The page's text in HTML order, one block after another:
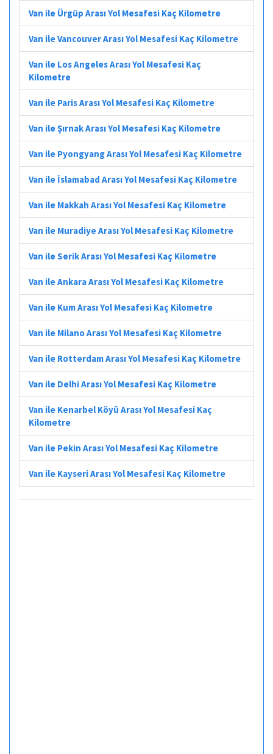
Van ile Ürgüp Arası Yol Mesafesi Kaç Kilometre
Van ile Vancouver Arası Yol Mesafesi Kaç Kilometre
Van ile Los Angeles Arası Yol Mesafesi Kaç
Kilometre
Van ile Paris Arası Yol Mesafesi Kaç Kilometre
Van ile Şırnak Arası Yol Mesafesi Kaç Kilometre
Van ile Pyongyang Arası Yol Mesafesi Kaç Kilometre
Van ile İslamabad Arası Yol Mesafesi Kaç Kilometre
Van ile Makkah Arası Yol Mesafesi Kaç Kilometre
Van ile Muradiye Arası Yol Mesafesi Kaç Kilometre
Van ile Serik Arası Yol Mesafesi Kaç Kilometre
Van ile Ankara Arası Yol Mesafesi Kaç Kilometre
Van ile Kum Arası Yol Mesafesi Kaç Kilometre
Van ile Milano Arası Yol Mesafesi Kaç Kilometre
Van ile Rotterdam Arası Yol Mesafesi Kaç Kilometre
Van ile Delhi Arası Yol Mesafesi Kaç Kilometre
Van ile Kenarbel Köyü Arası Yol Mesafesi Kaç
Kilometre
Van ile Pekin Arası Yol Mesafesi Kaç Kilometre
Van ile Kayseri Arası Yol Mesafesi Kaç Kilometre